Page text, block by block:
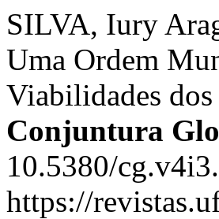
SILVA, Iury
Uma Ordem
Viabilidades
Conjuntura
10.5380/
https://